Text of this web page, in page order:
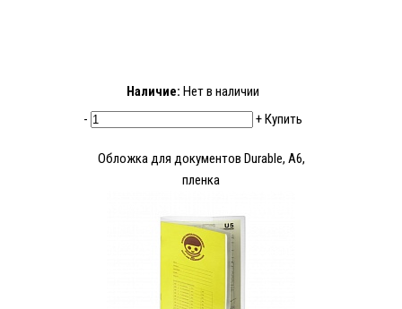
Наличие: Нет в наличии
-
+Купить
Обложка для документов Durable, A6,
пленка